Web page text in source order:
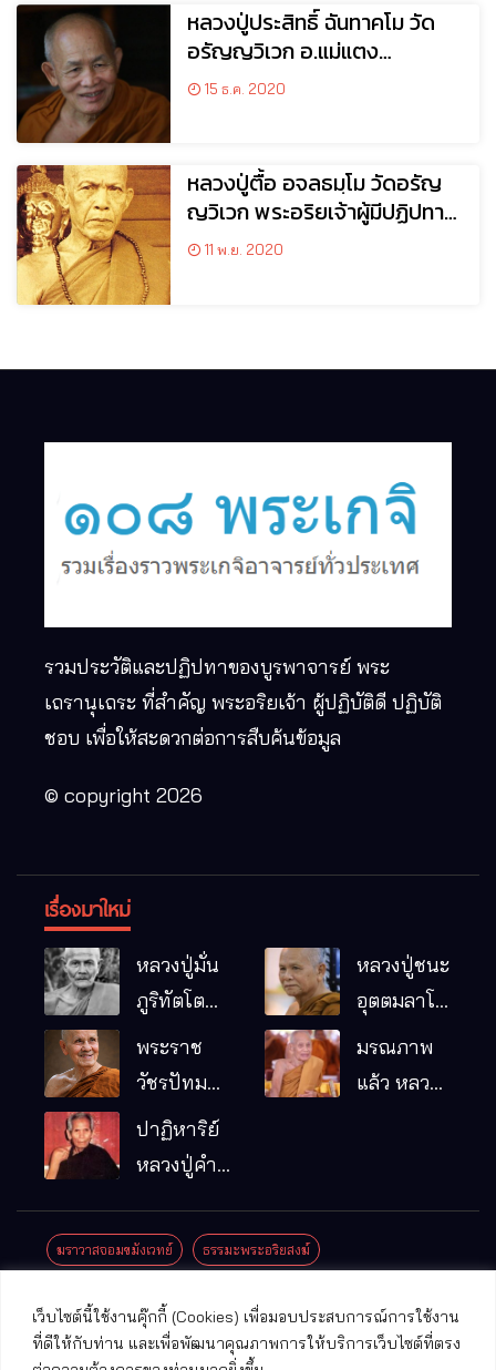
เว็บไซต์นี้ใช้งานคุ๊กกี้ (Cookies) เพื่อมอบประสบการณ์การใช้งาน
ที่ดีให้กับท่าน และเพื่อพัฒนาคุณภาพการให้บริการเว็บไซต์ที่ตรง
หลวงปู่ประสิทธิ์ ฉันทาคโม วัด
อรัญญวิเวก อ.แม่แตง
จ.เชียงใหม่
15 ธ.ค. 2020
หลวงปู่ตื้อ อจลธมฺโม วัดอรัญ
ญวิเวก พระอริยเจ้าผู้มีปฏิปทา
ประดุจเสือโคร่ง
11 พ.ย. 2020
รวมประวัติและปฏิปทาของบูรพาจารย์ พระ
เถรานุเถระ ที่สำคัญ พระอริยเจ้า ผู้ปฏิบัติดี ปฏิบัติ
ชอบ เพื่อให้สะดวกต่อการสืบค้นข้อมูล
© copyright 2026
เรื่องมาใหม่
หลวงปู่มั่น
ภูริทัตโต
พระอริยเจ้า
ผู้เป็นบิดา
รมฐาน
หลวงปู่ชนะ
อุตตมลาโภ
หมากอื๋อ
พระราช
วัชรปัทม
คุณ (หลวง
ปู่บัวเกตุ
แล้ว วัดป่า
อ.แม่ริม
มรณภาพ
แล้ว หลวง
ปาฏิหาริย์
หลวงปู่คำ
มณี
ฆราวาสจอมขมังเวทย์ ธรรมะพระอริยสงฆ์
ปาฏิหาริย์พระเครื่อง พระธาตุศักดิ์สิทธิ์